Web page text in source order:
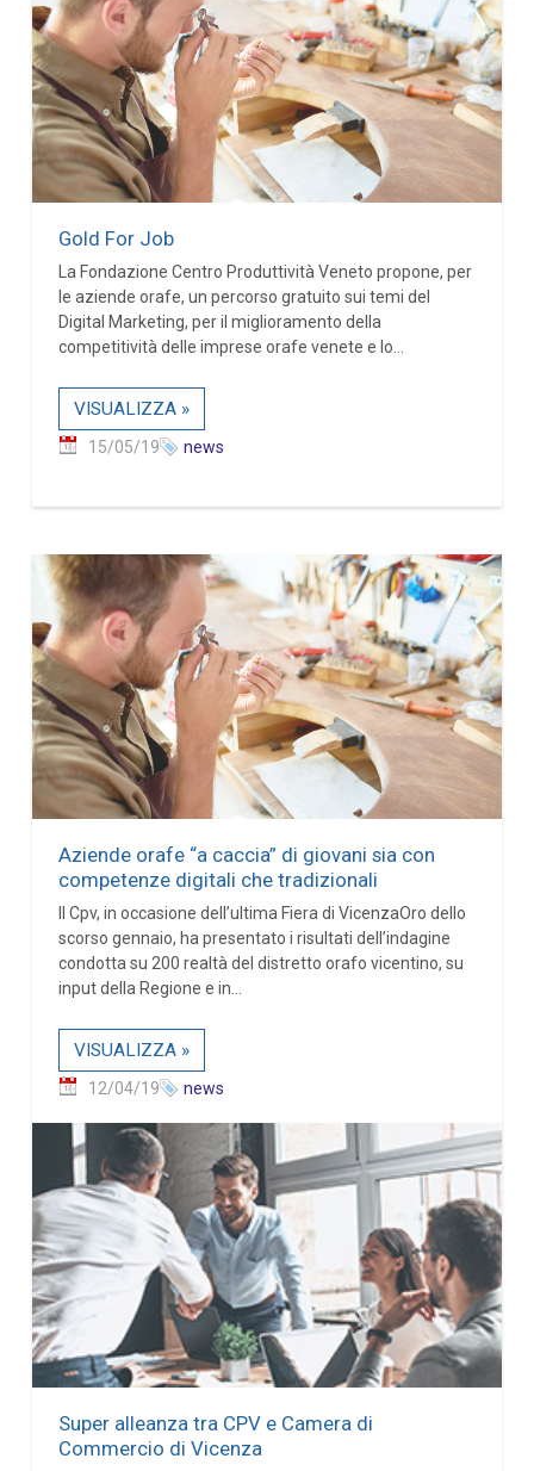
Gold For Job
La Fondazione Centro Produttività Veneto propone, per
le aziende orafe, un percorso gratuito sui temi del
Digital Marketing, per il miglioramento della
competitività delle imprese orafe venete e lo...
VISUALIZZA »
15/05/19 news
Aziende orafe “a caccia” di giovani sia con
competenze digitali che tradizionali
Il Cpv, in occasione dell’ultima Fiera di VicenzaOro dello
scorso gennaio, ha presentato i risultati dell’indagine
condotta su 200 realtà del distretto orafo vicentino, su
input della Regione e in...
VISUALIZZA »
12/04/19 news
Super alleanza tra CPV e Camera di
Commercio di Vicenza